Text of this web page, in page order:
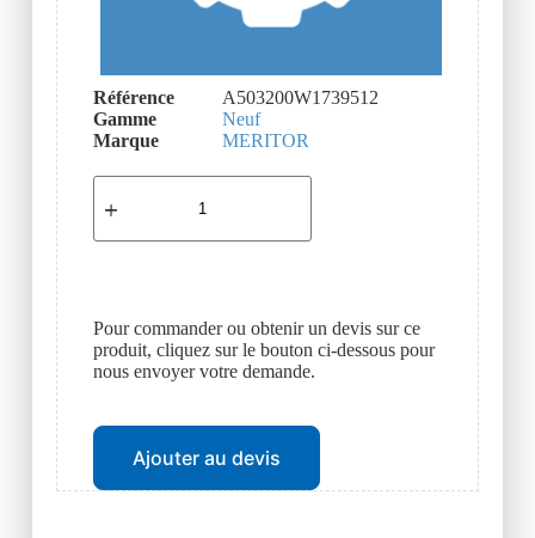
Référence
A503200W1739512
Gamme
Neuf
Marque
MERITOR
Pour commander ou obtenir un devis sur ce
produit, cliquez sur le bouton ci-dessous pour
nous envoyer votre demande.
Ajouter au devis